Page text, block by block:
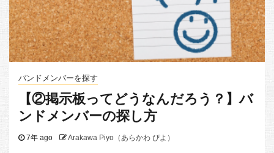
バンドメンバーを探す
【②掲示板ってどうなんだろう？】バ
ンドメンバーの探し方
7年 ago Arakawa Piyo（あらかわ ぴよ）